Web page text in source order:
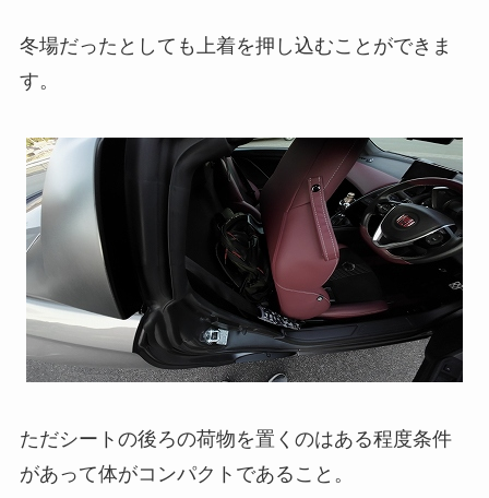
冬場だったとしても上着を押し込むことができま
す。
ただシートの後ろの荷物を置くのはある程度条件
があって体がコンパクトであること。